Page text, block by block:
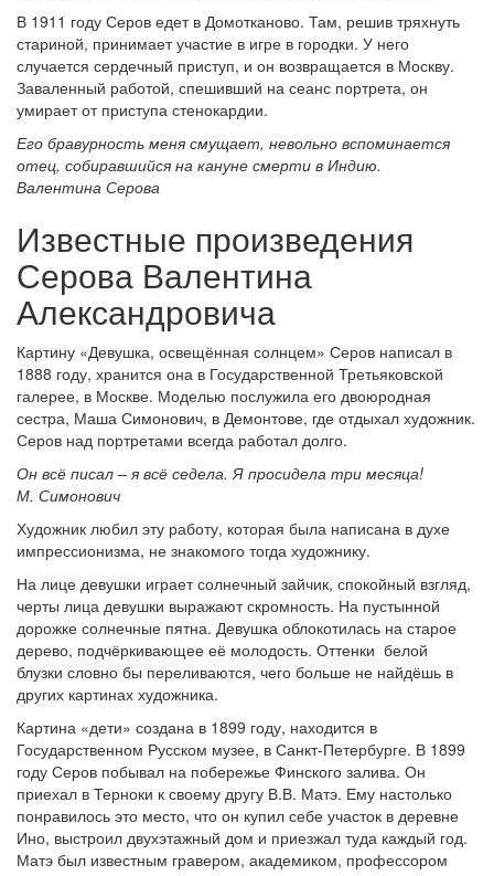
В 1911 году Серов едет в Домотканово. Там, решив тряхнуть
стариной, принимает участие в игре в городки. У него
случается сердечный приступ, и он возвращается в Москву.
Заваленный работой, спешивший на сеанс портрета, он
умирает от приступа стенокардии.
Его бравурность меня смущает, невольно вспоминается
отец, собиравшийся на кануне смерти в Индию.
Валентина Серова
Известные произведения
Серова Валентина
Александровича
Картину «Девушка, освещённая солнцем» Серов написал в
1888 году, хранится она в Государственной Третьяковской
галерее, в Москве. Моделью послужила его двоюродная
сестра, Маша Симонович, в Демонтове, где отдыхал художник.
Серов над портретами всегда работал долго.
Он всё писал – я всё седела. Я просидела три месяца!
М. Симонович
Художник любил эту работу, которая была написана в духе
импрессионизма, не знакомого тогда художнику.
На лице девушки играет солнечный зайчик, спокойный взгляд,
черты лица девушки выражают скромность. На пустынной
дорожке солнечные пятна. Девушка облокотилась на старое
дерево, подчёркивающее её молодость. Оттенки белой
блузки словно бы переливаются, чего больше не найдёшь в
других картинах художника.
Картина «дети» создана в 1899 году, находится в
Государственном Русском музее, в Санкт-Петербурге. В 1899
году Серов побывал на побережье Финского залива. Он
приехал в Терноки к своему другу В.В. Матэ. Ему настолько
понравилось это место, что он купил себе участок в деревне
Ино, выстроил двухэтажный дом и приезжал туда каждый год.
Матэ был известным гравером, академиком, профессором